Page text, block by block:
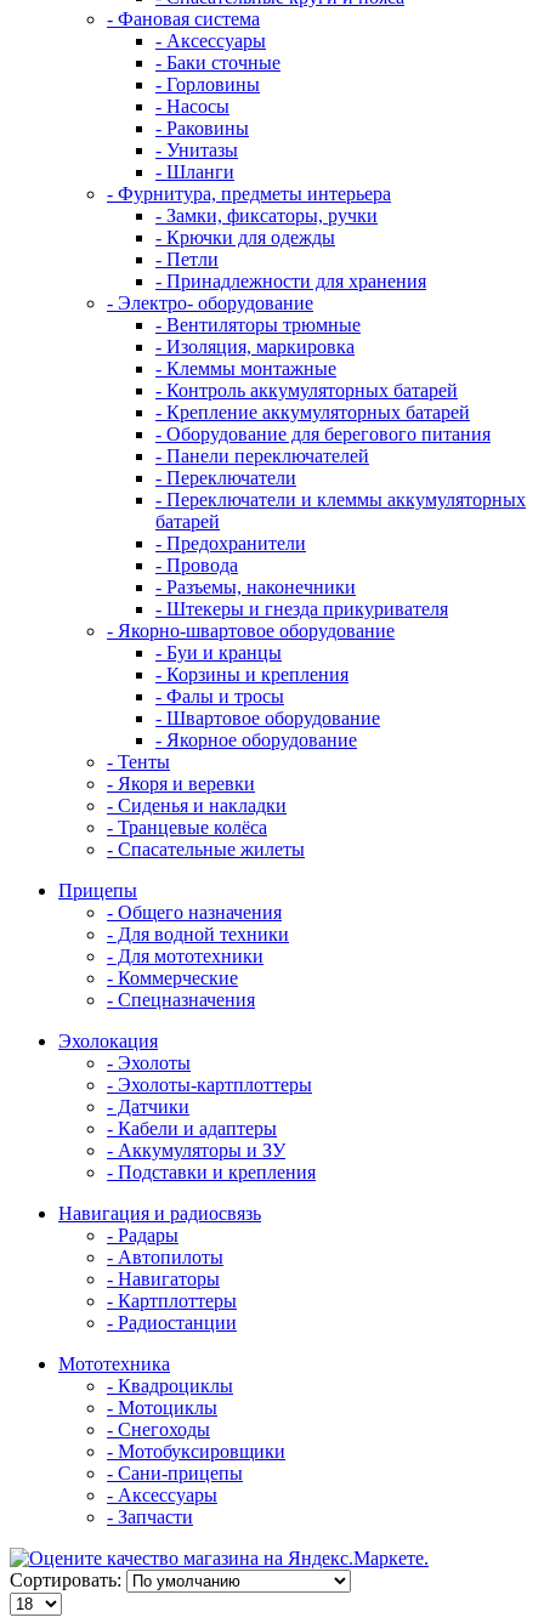
- Фановая система
- Аксессуары
- Баки сточные
- Горловины
- Насосы
- Раковины
- Унитазы
- Шланги
- Фурнитура, предметы интерьера
- Замки, фиксаторы, ручки
- Крючки для одежды
- Петли
- Принадлежности для хранения
- Электро- оборудование
- Вентиляторы трюмные
- Изоляция, маркировка
- Клеммы монтажные
- Контроль аккумуляторных батарей
- Крепление аккумуляторных батарей
- Оборудование для берегового питания
- Панели переключателей
- Переключатели
- Переключатели и клеммы аккумуляторных
батарей
- Предохранители
- Провода
- Разъемы, наконечники
- Штекеры и гнезда прикуривателя
- Якорно-швартовое оборудование
- Буи и кранцы
- Корзины и крепления
- Фалы и тросы
- Швартовое оборудование
- Якорное оборудование
- Тенты
- Якоря и веревки
- Сиденья и накладки
- Транцевые колёса
- Спасательные жилеты
Прицепы
- Общего назначения
- Для водной техники
- Для мототехники
- Коммерческие
- Спецназначения
Эхолокация
- Эхолоты
- Эхолоты-картплоттеры
- Датчики
- Кабели и адаптеры
- Аккумуляторы и ЗУ
- Подставки и крепления
Навигация и радиосвязь
- Радары
- Автопилоты
- Навигаторы
- Картплоттеры
- Радиостанции
Мототехника
- Квадроциклы
- Мотоциклы
- Снегоходы
- Мотобуксировщики
- Сани-прицепы
- Аксессуары
- Запчасти
Сортировать: